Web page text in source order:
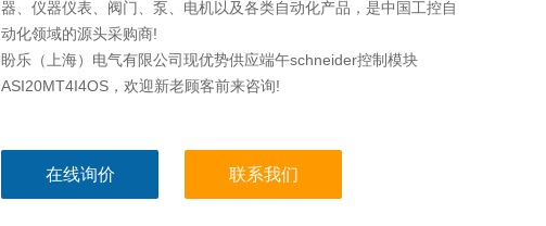
器、仪器仪表、阀门、泵、电机以及各类自动化产品，是中国工控自
动化领域的源头采购商!
盼乐（上海）电气有限公司现优势供应端午schneider控制模块
ASI20MT4I4OS，欢迎新老顾客前来咨询!
在线询价 联系我们